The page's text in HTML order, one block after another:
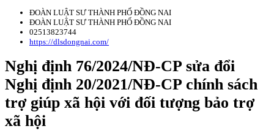
ĐOÀN LUẬT SƯ THÀNH PHỐ ĐỒNG NAI
ĐOÀN LUẬT SƯ THÀNH PHỐ ĐỒNG NAI
02513823744
https://dlsdongnai.com/
Nghị định 76/2024/NĐ-CP sửa đổi
Nghị định 20/2021/NĐ-CP chính sách
trợ giúp xã hội với đối tượng bảo trợ
xã hội